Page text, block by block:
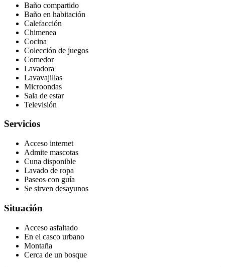
Baño compartido
Baño en habitación
Calefacción
Chimenea
Cocina
Colección de juegos
Comedor
Lavadora
Lavavajillas
Microondas
Sala de estar
Televisión
Servicios
Acceso internet
Admite mascotas
Cuna disponible
Lavado de ropa
Paseos con guía
Se sirven desayunos
Situación
Acceso asfaltado
En el casco urbano
Montaña
Cerca de un bosque